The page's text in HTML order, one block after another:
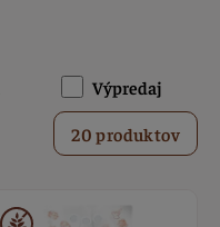
Výpredaj
20 produktov